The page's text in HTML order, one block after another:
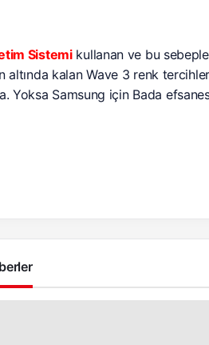
Sistemikullanan ve bu
altında kalan Wave 3 renk
Yoksa Samsung için Bada